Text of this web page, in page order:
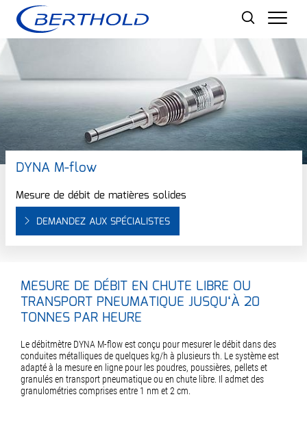
DYNA M-flow
Mesure de débit de matières solides
DEMANDEZ AUX SPÉCIALISTES
MESURE DE DÉBIT EN CHUTE LIBRE OU
TRANSPORT PNEUMATIQUE JUSQU‘À 20
TONNES PAR HEURE
Le débitmètre DYNA M-flow est conçu pour mesurer le débit dans des
conduites métalliques de quelques kg/h à plusieurs th. Le système est
adapté à la mesure en ligne pour les poudres, poussières, pellets et
granulés en transport pneumatique ou en chute libre. Il admet des
granulométries comprises entre 1 nm et 2 cm.